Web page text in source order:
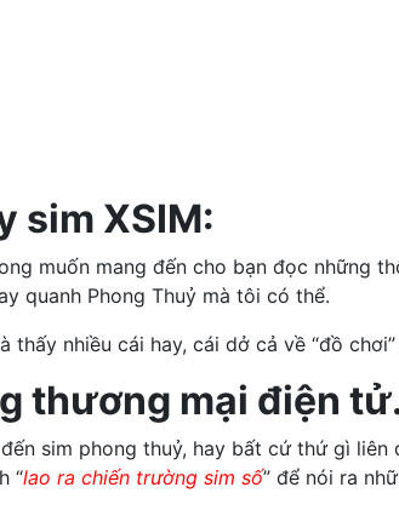
sim XSIM:
muốn mang đến cho bạn đọc những
quanh Phong Thuỷ mà tôi có thể.
thấy nhiều cái hay, cái dở cả về “đồ
thương mại điện
sim phong thuỷ, hay bất cứ thứ gì
“lao ra chiến trường sim số” để nói ra